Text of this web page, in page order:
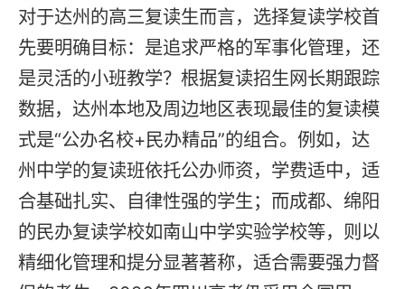
对于达州的高三复读生而言，选择复读学校首
先要明确目标：是追求严格的军事化管理，还
是灵活的小班教学？根据复读招生网长期跟踪
数据，达州本地及周边地区表现最佳的复读模
式是“公办名校+民办精品”的组合。例如，达
州中学的复读班依托公办师资，学费适中，适
合基础扎实、自律性强的学生；而成都、绵阳
的民办复读学校如南山中学实验学校等，则以
精细化管理和提分显著著称，适合需要强力督